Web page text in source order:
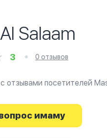
Salaam
3 0 отзывов
отзывами посетителей
о часах работы.
имаму